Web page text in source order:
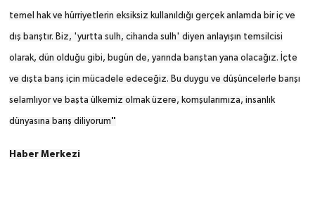
temel hak ve hürriyetlerin eksiksiz kullanıldığı gerçek anlamda bir iç ve
dış barıştır. Biz, 'yurtta sulh, cihanda sulh' diyen anlayışın temsilcisi
olarak, dün olduğu gibi, bugün de, yarında barıştan yana olacağız. İçte
ve dışta barış için mücadele edeceğiz. Bu duygu ve düşüncelerle barışı
selamlıyor ve başta ülkemiz olmak üzere, komşularımıza, insanlık
dünyasına barış diliyorum"
Haber Merkezi